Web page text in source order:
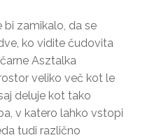
bi zamikalo, da se
ko vidite čudovita
Asztalka
veliko več kot le
deluje kot tako
v katero lahko vstopi
tudi različno